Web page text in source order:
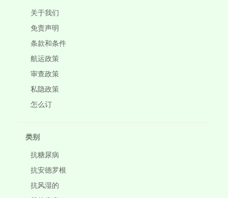
关于我们
免责声明
条款和条件
航运政策
审查政策
私隐政策
怎么订
类别
抗糖尿病
抗安德罗根
抗风湿的